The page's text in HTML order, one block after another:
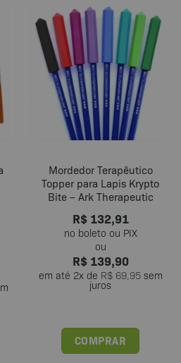
Mordedor Terapêutico
Topper para Lapis Krypto
Bite – Ark Therapeutic
R$132,91
R$139,90
em até 2x de R$69,95sem
juros
COMPRAR
Este